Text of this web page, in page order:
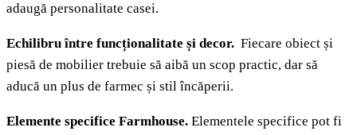
adaugă personalitate casei.
Echilibru între funcționalitate și decor. Fiecare obiect și
piesă de mobilier trebuie să aibă un scop practic, dar să
aducă un plus de farmec și stil încăperii.
Elemente specifice Farmhouse. Elementele specifice pot fi